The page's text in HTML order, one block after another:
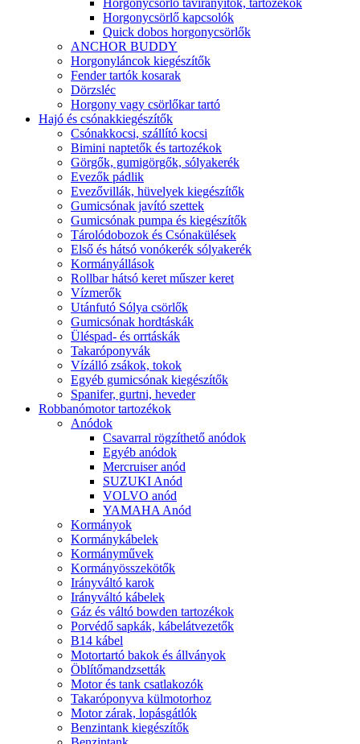
Horgonycsörlő távirányítók, tartozékok
Horgonycsörlő kapcsolók
Quick dobos horgonycsörlők
ANCHOR BUDDY
Horgonyláncok kiegészítők
Fender tartók kosarak
Dörzsléc
Horgony vagy csörlőkar tartó
Hajó és csónakkiegészítők
Csónakkocsi, szállító kocsi
Bimini naptetők és tartozékok
Görgők, gumigörgők, sólyakerék
Evezők pádlik
Evezővillák, hüvelyek kiegészítők
Gumicsónak javító szettek
Gumicsónak pumpa és kiegészítők
Tárolódobozok és Csónakülések
Első és hátsó vonókerék sólyakerék
Kormányállások
Rollbar hátsó keret műszer keret
Vízmerők
Utánfutó Sólya csörlők
Gumicsónak hordtáskák
Üléspad- és orrtáskák
Takaróponyvák
Vízálló zsákok, tokok
Egyéb gumicsónak kiegészítők
Spanifer, gurtni, heveder
Robbanómotor tartozékok
Anódok
Csavarral rögzíthető anódok
Egyéb anódok
Mercruiser anód
SUZUKI Anód
VOLVO anód
YAMAHA Anód
Kormányok
Kormánykábelek
Kormányművek
Kormányösszekötők
Irányváltó karok
Irányváltó kábelek
Gáz és váltó bowden tartozékok
Porvédő sapkák, kábelátvezetők
B14 kábel
Motortartó bakok és állványok
Öblítőmandzsetták
Motor és tank csatlakozók
Takaróponyva külmotorhoz
Motor zárak, lopásgátlók
Benzintank kiegészítők